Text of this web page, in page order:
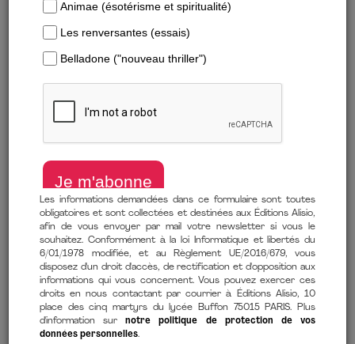
Télécharger un extrait
Dans l'ombre de Goebbels, Goering, Himmler...
deJames Wyllie(auteur),Sabine Rolland(traduction)
9 novembre 2020
Les informations demandées dans ce formulaire sont toutes
obligatoires et sont collectées et destinées aux Éditions Alisio,
afin de vous envoyer par mail votre newsletter si vous le
souhaitez. Conformément à la loi Informatique et libertés du
6/01/1978 modifiée, et au Règlement UE/2016/679, vous
disposez d'un droit d'accès, de rectification et d'opposition aux
informations qui vous concernent. Vous pouvez exercer ces
droits en nous contactant par courrier à Éditions Alisio, 10
place des cinq martyrs du lycée Buffon 75015 PARIS. Plus
d'information surnotre politique de protection de vos
données personnelles.